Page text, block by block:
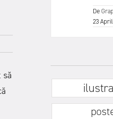
să
De
23